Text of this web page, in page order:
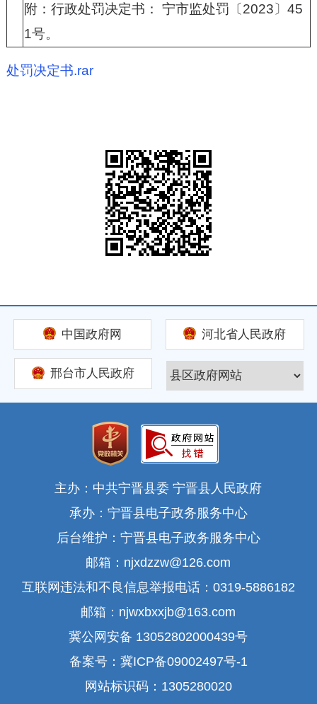
附：行政处罚决定书： 宁市监处罚〔2023〕45
1号。
处罚决定书.rar
中国政府网 河北省人民政府
邢台市人民政府
主办：中共宁晋县委 宁晋县人民政府
承办：宁晋县电子政务服务中心
后台维护：宁晋县电子政务服务中心
邮箱：njxdzzw@126.com
互联网违法和不良信息举报电话：0319-5886182
邮箱：njwxbxxjb@163.com
冀公网安备 13052802000439号
备案号：冀ICP备09002497号-1
网站标识码：1305280020